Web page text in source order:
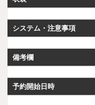
システム・注意事項
備考欄
予約開始日時